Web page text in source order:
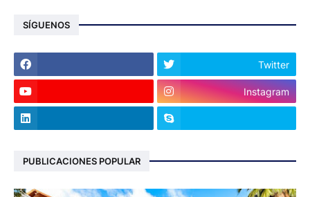
SÍGUENOS
Twitter
Instagram
PUBLICACIONES POPULAR